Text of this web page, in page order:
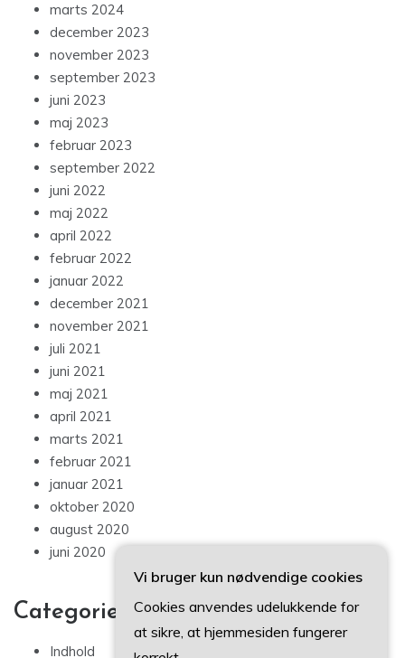
marts 2024
december 2023
november 2023
september 2023
juni 2023
maj 2023
februar 2023
september 2022
juni 2022
maj 2022
april 2022
februar 2022
januar 2022
december 2021
november 2021
juli 2021
juni 2021
maj 2021
april 2021
marts 2021
februar 2021
januar 2021
oktober 2020
august 2020
juni 2020
Categories
Indhold
Vi bruger kun nødvendige cookies
Cookies anvendes udelukkende for
at sikre, at hjemmesiden fungerer